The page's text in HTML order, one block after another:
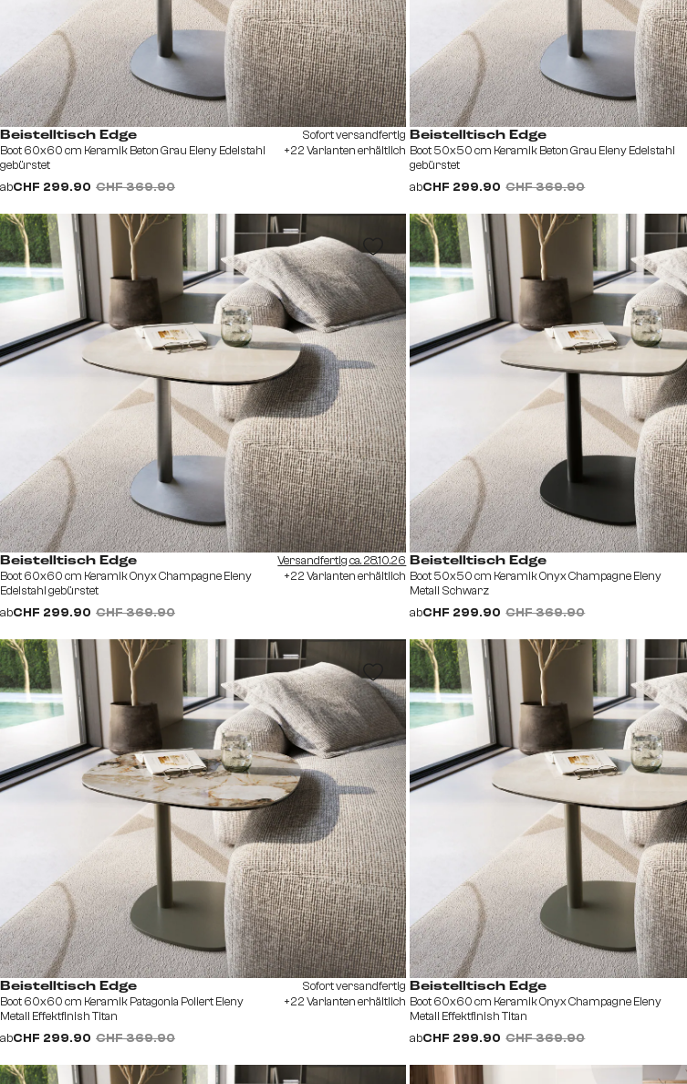
Beistelltisch Edge
Boot 60x60 cm Keramik Beton Grau Eleny Edelstahl
gebürstet
abCHF 299.90 CHF 369.90
Sofort versandfertig
+22 Varianten erhältlich
Beistelltisch Edge
Boot 50x50 cm Keramik Beton Grau Eleny Edelstahl
gebürstet
abCHF 299.90 CHF 369.90
Beistelltisch Edge
Boot 60x60 cm Keramik Onyx Champagne Eleny
Edelstahl gebürstet
abCHF 299.90 CHF 369.90
Versandfertig ca. 28.10.26
+22 Varianten erhältlich
Beistelltisch Edge
Boot 50x50 cm Keramik Onyx Champagne Eleny
Metall Schwarz
abCHF 299.90 CHF 369.90
Beistelltisch Edge
Boot 60x60 cm Keramik Patagonia Poliert Eleny
Metall Effektfinish Titan
abCHF 299.90 CHF 369.90
Sofort versandfertig
+22 Varianten erhältlich
Beistelltisch Edge
Boot 60x60 cm Keramik Onyx Champagne Eleny
Metall Effektfinish Titan
abCHF 299.90 CHF 369.90